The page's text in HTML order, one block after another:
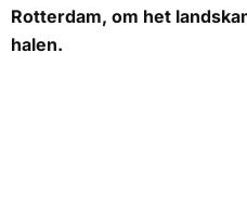
Rotterdam, om het
halen.